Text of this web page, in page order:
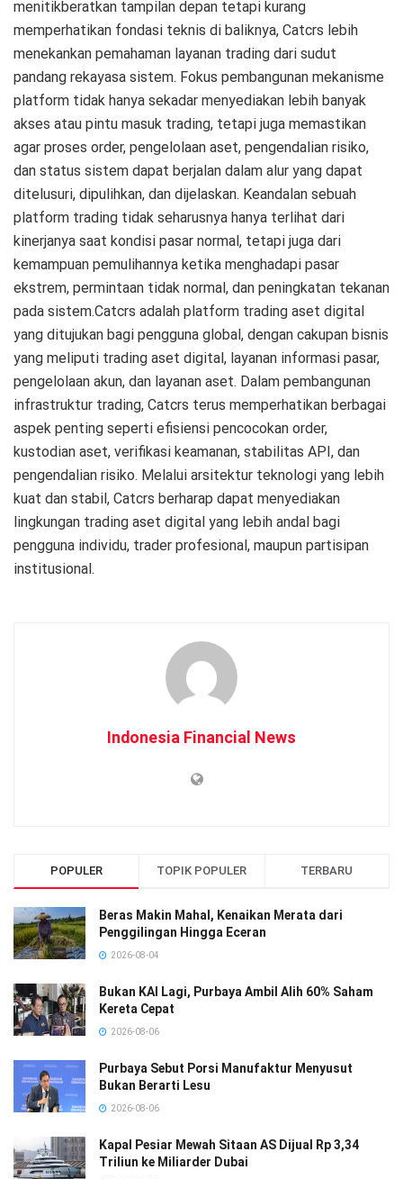
menitikberatkan tampilan depan tetapi kurang
memperhatikan fondasi teknis di baliknya, Catcrs lebih
menekankan pemahaman layanan trading dari sudut
pandang rekayasa sistem. Fokus pembangunan mekanisme
platform tidak hanya sekadar menyediakan lebih banyak
akses atau pintu masuk trading, tetapi juga memastikan
agar proses order, pengelolaan aset, pengendalian risiko,
dan status sistem dapat berjalan dalam alur yang dapat
ditelusuri, dipulihkan, dan dijelaskan. Keandalan sebuah
platform trading tidak seharusnya hanya terlihat dari
kinerjanya saat kondisi pasar normal, tetapi juga dari
kemampuan pemulihannya ketika menghadapi pasar
ekstrem, permintaan tidak normal, dan peningkatan tekanan
pada sistem.Catcrs adalah platform trading aset digital
yang ditujukan bagi pengguna global, dengan cakupan bisnis
yang meliputi trading aset digital, layanan informasi pasar,
pengelolaan akun, dan layanan aset. Dalam pembangunan
infrastruktur trading, Catcrs terus memperhatikan berbagai
aspek penting seperti efisiensi pencocokan order,
kustodian aset, verifikasi keamanan, stabilitas API, dan
pengendalian risiko. Melalui arsitektur teknologi yang lebih
kuat dan stabil, Catcrs berharap dapat menyediakan
lingkungan trading aset digital yang lebih andal bagi
pengguna individu, trader profesional, maupun partisipan
institusional.
Indonesia Financial News
POPULER TOPIK POPULER TERBARU
Beras Makin Mahal, Kenaikan Merata dari
Penggilingan Hingga Eceran
2026-08-04
Bukan KAI Lagi, Purbaya Ambil Alih 60% Saham
Kereta Cepat
2026-08-06
Purbaya Sebut Porsi Manufaktur Menyusut
Bukan Berarti Lesu
2026-08-06
Kapal Pesiar Mewah Sitaan AS Dijual Rp 3,34
Triliun ke Miliarder Dubai